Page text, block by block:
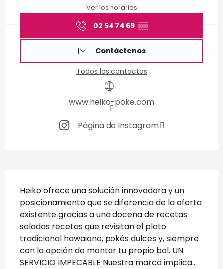
Ver los horarios
02 54 74 69 ▒▒
Contáctenos
Todos los contactos
www.heiko-poke.com
Página de Instagram
Descripción
Heiko ofrece una solución innovadora y un
posicionamiento que se diferencia de la oferta
existente gracias a una docena de recetas
saladas recetas que revisitan el plato
tradicional hawaiano, pokés dulces y, siempre
con la opción de montar tu propio bol. UN
SERVICIO IMPECABLE Nuestra marca implica...